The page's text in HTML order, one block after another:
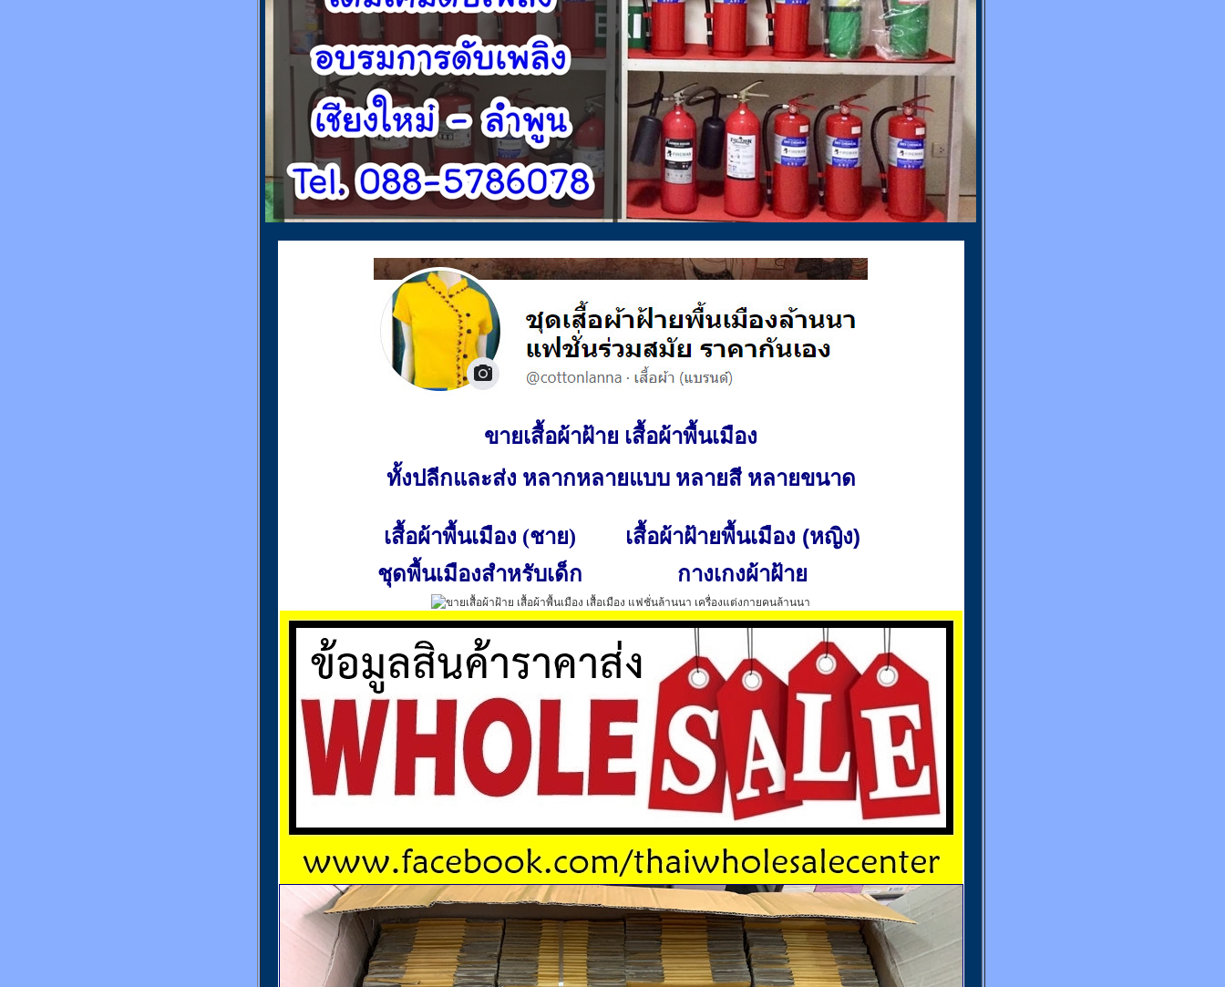
ขายเสื้อผ้าฝ้าย เสื้อผ้าพื้นเมือง
ทั้งปลีกและส่ง หลากหลายแบบ หลายสี หลายขนาด
เสื้อผ้าพื้นเมือง (ชาย)
เสื้อผ้าฝ้ายพื้นเมือง (หญิง)
ชุดพื้นเมืองสำหรับเด็ก
กางเกงผ้าฝ้าย